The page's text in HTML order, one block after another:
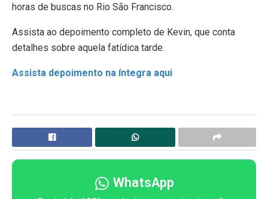
horas de buscas no Rio São Francisco.
Assista ao depoimento completo de Kevin, que conta
detalhes sobre aquela fatídica tarde.
Assista depoimento na íntegra aqui
WhatsApp